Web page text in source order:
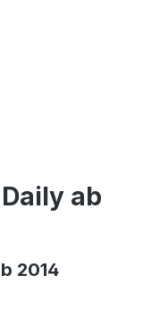
ab
2014